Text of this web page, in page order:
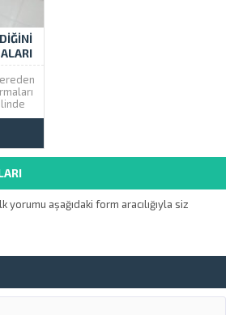
TL su
5
yorumu aşağıdaki form aracılığıyla siz